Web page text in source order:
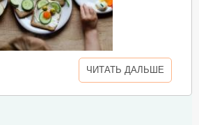
ЧИТАТЬ ДАЛЬШЕ